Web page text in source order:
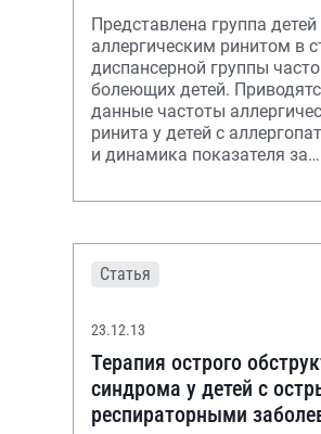
Представлена группа детей
аллергическим ринитом в
диспансерной группы часто
болеющих детей.
данные частоты
ринита у детей с
и динамика показателя за
острых респирато
Статья
23.12.13
Терапия острого
синдрома у детей с
респираторными